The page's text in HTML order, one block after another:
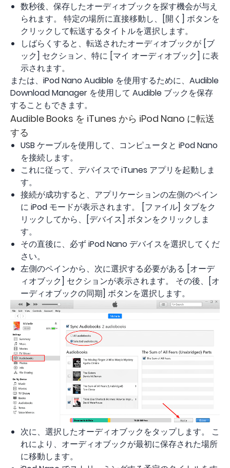
数秒後、保存したオーディオブックを探す機会が与え
られます。 特定の場所に直接移動し、[開く] ボタンを
クリックして転送するタイトルを選択します。
しばらくすると、転送されたオーディオブックが [ブ
ック] セクション、特に [マイ オーディオブック] に表
示されます。
または、iPod Nano Audible を使用するために、Audible
Download Manager を使用して Audible ブックを保存
することもできます。
Audible Books を iTunes から iPod Nano に転送
する
USB ケーブルを使用して、コンピュータと iPod Nano
を接続します。
これに従って、デバイスで iTunes アプリを起動しま
す。
接続が成功すると、アプリケーションの左側のペイン
に iPod モードが表示されます。 [ファイル] タブをク
リックしてから、[デバイス] ボタンをクリックしま
す。
その直後に、必ず iPod Nano デバイスを選択してくだ
さい。
左側のペインから、次に選択する必要がある [オーデ
ィオブック] セクションが表示されます。 その後、[オ
ーディオブックの同期] ボタンを選択します。
次に、選択したオーディオブックをタップします。 こ
れにより、オーディオブックが最初に保存された場所
に移動します。